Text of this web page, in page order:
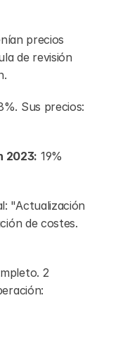
precios
de revisión
Sus precios:
2023: 19%
"Actualización
de costes.
2